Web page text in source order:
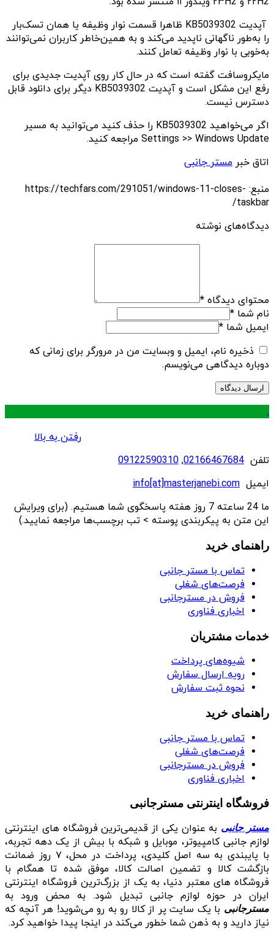
آپدیت KB5039302 ظاهرا قسمت نوار وظیفه یا همان تسک‌بار
را به‌طور ناگهانی ناپدید می‌کند و به همین‌خاطر کاربران نمی‌توانند
به‌خوبی با نوار وظیفه تعامل کنند.
مایکروسافت گفته است که در حال کار روی آپدیت جدیدی برای
رفع این مشکل است و آپدیت KB5039302 دیگر برای دانلود قابل
دسترس نیست.
اگر می‌خواهید KB5039302 را حذف کنید می‌توانید به مسیر
Settings >> Windows Update مراجعه کنید.
اتاق خبر مستر جانبی
منبع: https://techfars.com/291051/windows-11-closes-
taskbar/
دیدگاه‌های نوشته
محتوای دیدگاه *
نام شما *
ایمیل شما *
ذخیره نام، ایمیل و وبسایت من در مرورگر برای زمانی که
دوباره دیدگاهی می‌نویسم.
.
رفتن به بالا
تلفن 02166467684
,
09122590310
ایمیل info[at]masterjanebi.com
ما 24 ساعته 7 روز هفته پاسخگوی شما هستیم. (برای ویرایش
این متن به پیکربندی پوسته > تب برچسب‌ها مراجعه نمایید.)
راهنمای خرید
تماس با مستر جانبی
فرصت‌های شغلی
فروش در مسترجانبی
اخباری فناوری
خدمات مشتریان
شیوه‌های پرداخت
رویه ارسال سفارش
نحوه ثبت سفارش
راهنمای خرید
تماس با مستر جانبی
فرصت‌های شغلی
فروش در مسترجانبی
اخباری فناوری
فروشگاه اینترنتی مسترجانبی
مستر جانبی به عنوان یکی از قدیمی‌ترین فروشگاه های اینترنتی
لوازم جانبی کامپیوتر، موبایل و شبکه با بیش از یک دهه تجربه،
با پایبندی به سه اصل کلیدی، پرداخت در محل، ۷ روز ضمانت
بازگشت کالا و تضمین اصالت کالا، موفق شده تا همگام با
فروشگاه‌ های معتبر دنیا، به یک از بزرگ‌ترین فروشگاه اینترنتی
ایران در حوزه لوازم جانبی تبدیل شود. به محض ورود به
مسترجانبی با یک سایت پر از کالا رو به رو می‌شوید! هر آنچه که
نیاز دارید و به ذهن شما خطور می‌کند در اینجا پیدا خواهید کرد.